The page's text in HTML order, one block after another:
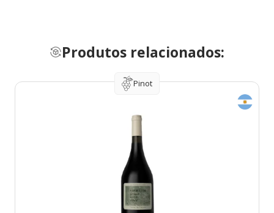
Produtos relacionados:
Pinot